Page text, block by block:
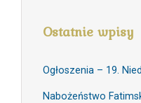
Ostatnie wpisy
Ogłoszenia – 19.
Nabożeństwo